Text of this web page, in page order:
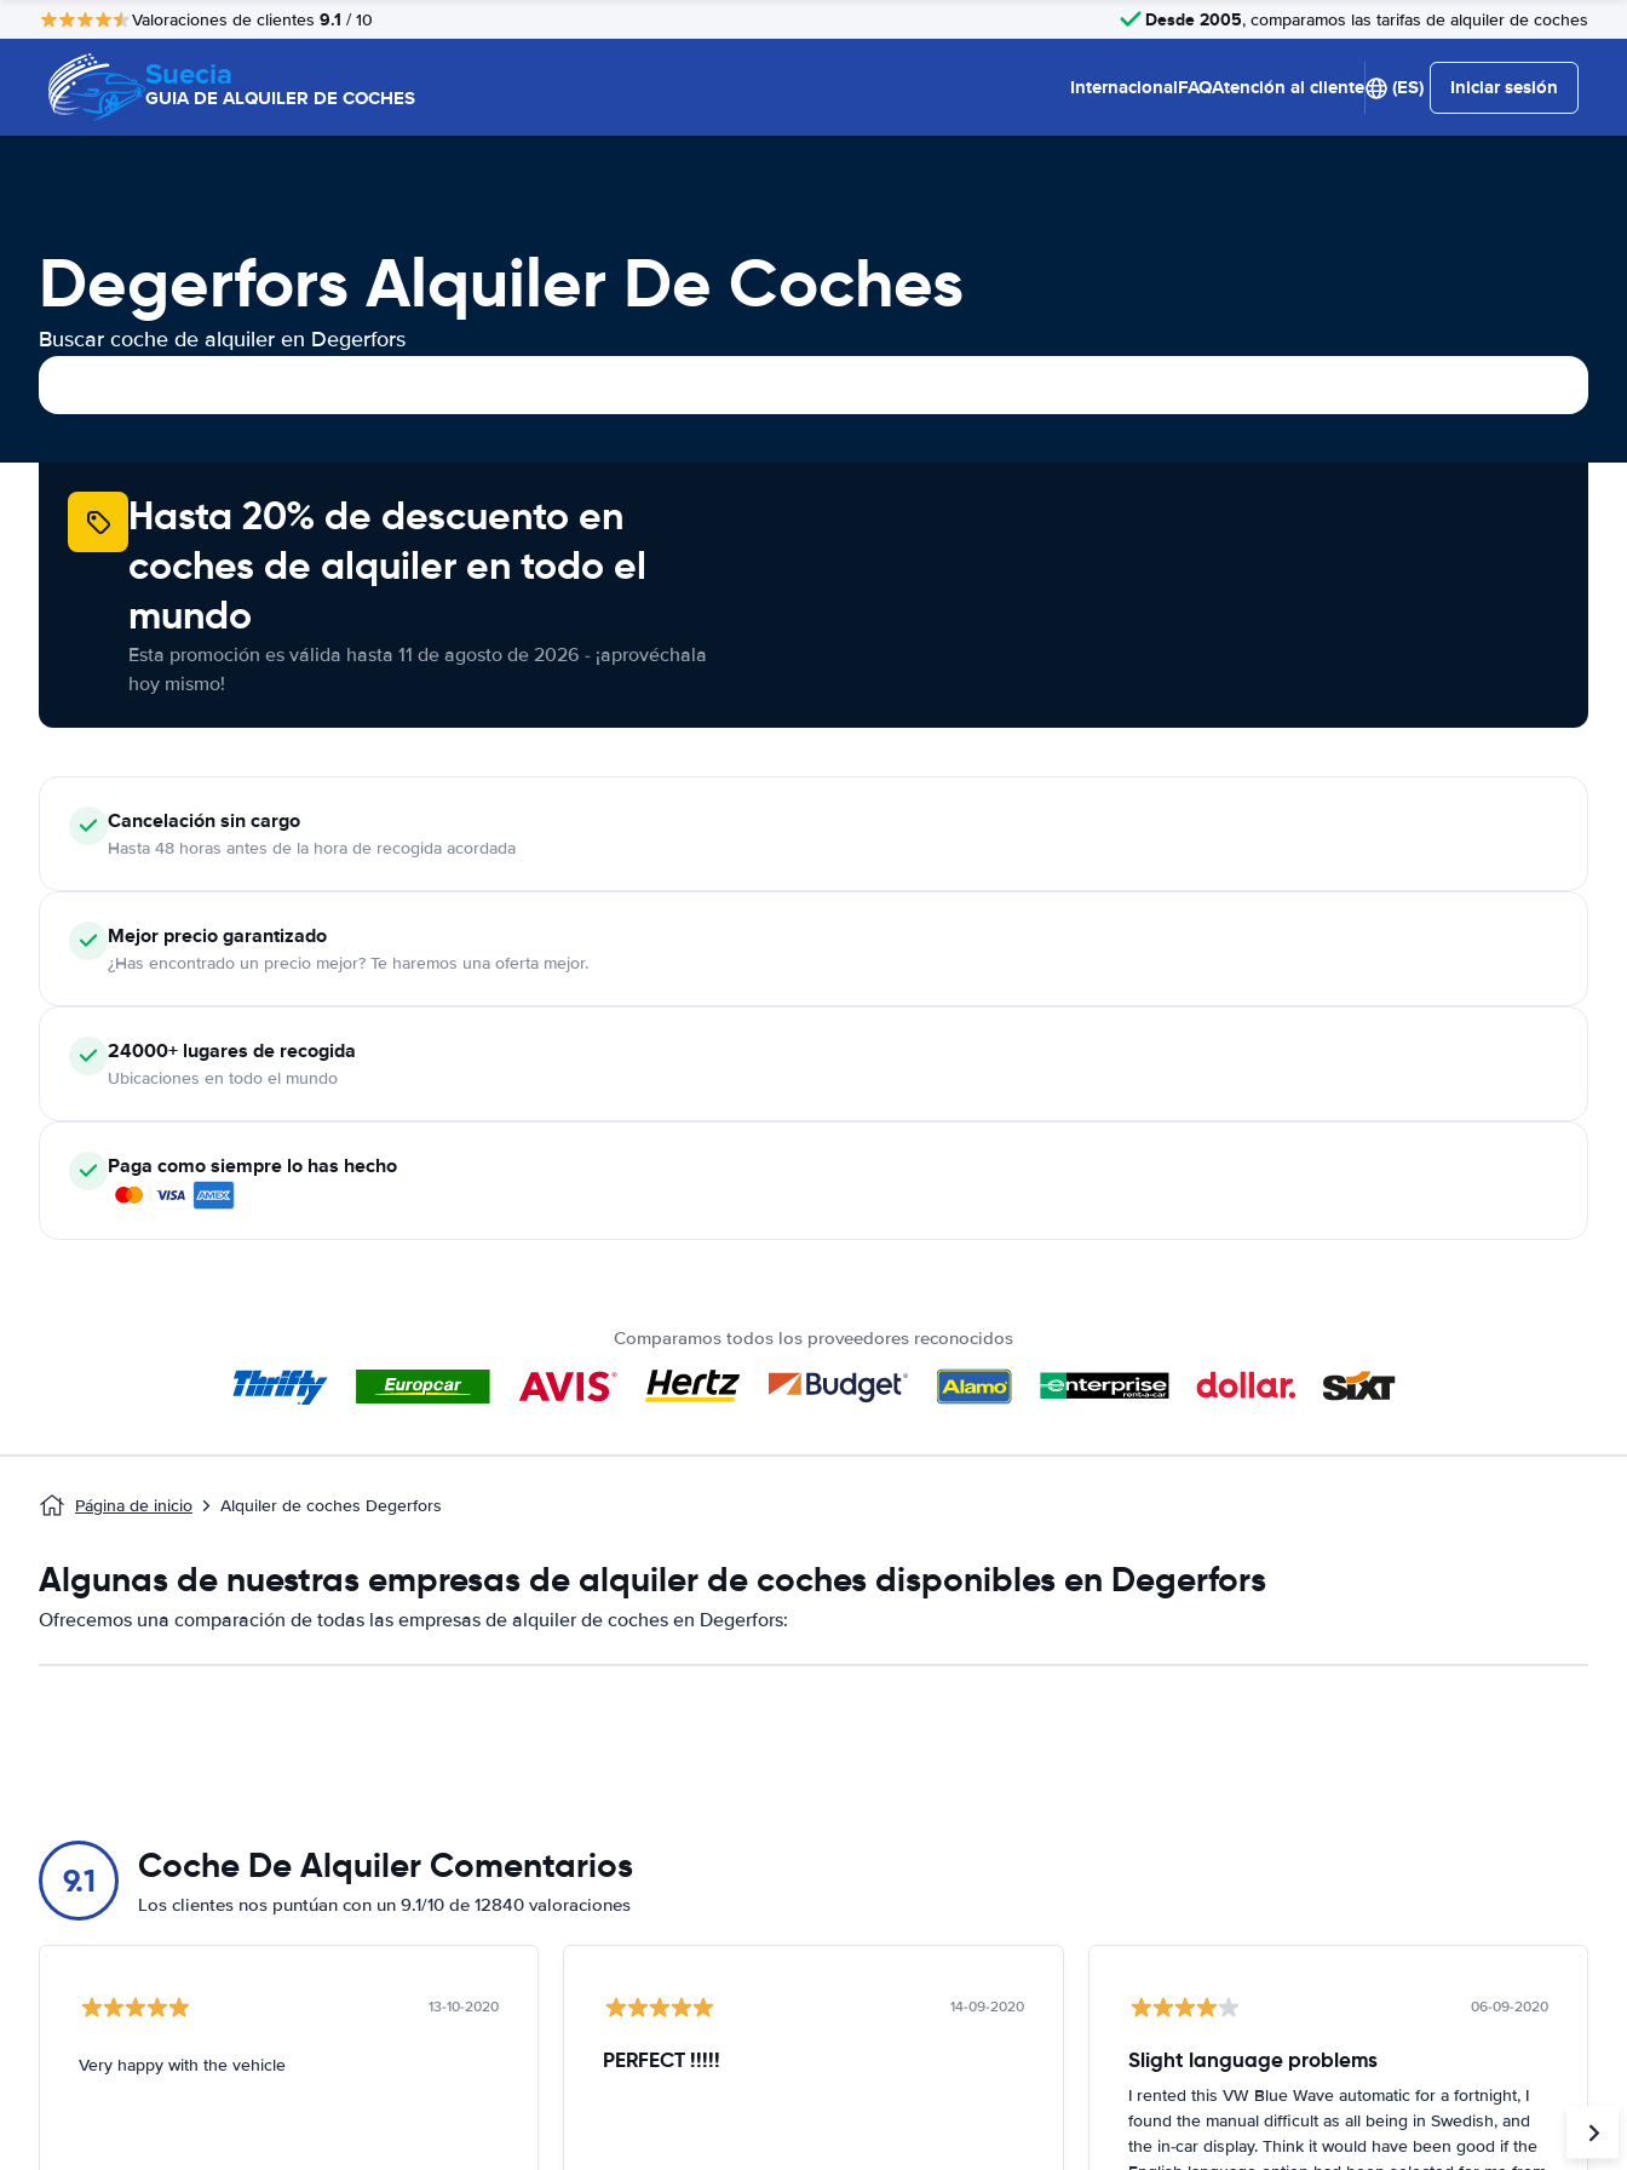
Valoraciones de clientes 9.1 / 10 Desde 2005, comparamos las tarifas de alquiler de coches
Suecia
GUIA DE ALQUILER DE COCHES InternacionalFAQAtención al cliente (ES) Iniciar sesión
Degerfors Alquiler De Coches
Buscar coche de alquiler en Degerfors
Hasta 20% de descuento en
coches de alquiler en todo el
mundo
Esta promoción es válida hasta 11 de agosto de 2026 - ¡aprovéchala
hoy mismo!
Cancelaciónsin cargo
Hasta 48 horas antes de la hora de recogida acordada
Mejor precio garantizado
¿Has encontrado un precio mejor? Te haremos una oferta mejor.
24000+ lugares de recogida
Ubicaciones en todo el mundo
Paga como siempre lo has hecho
Comparamos todos los proveedores reconocidos
Página de inicio Alquiler de coches Degerfors
Algunas de nuestras empresas de alquiler de coches disponibles en Degerfors
Ofrecemos una comparación de todas las empresas de alquiler de coches en Degerfors:
9.1 Coche De Alquiler Comentarios
Los clientes nos puntúan con un 9.1/10 de 12840 valoraciones
13-10-2020
Very happy with the vehicle
14-09-2020
PERFECT !!!!!
06-09-2020
Slight language problems
I rented this VW Blue Wave automatic for a fortnight, I
found the manual difficult as all being in Swedish, and
the in-car display. Think it would have been good if the